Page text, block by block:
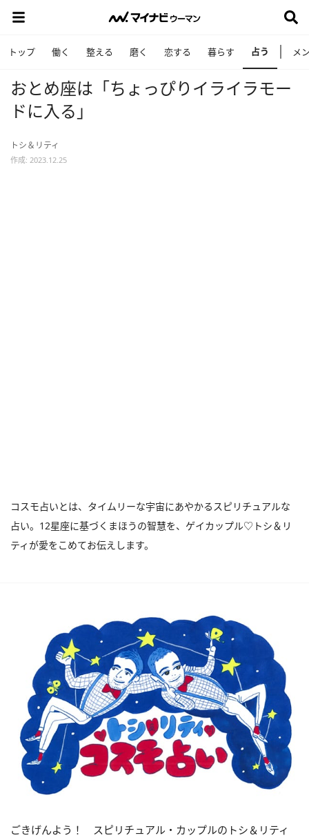
トップ 働く 整える 磨く 恋する 暮らす 占う メ
おとめ座は「ちょっぴりイライラモー
ドに入る」
トシ＆リティ
作成: 2023.12.25
コスモ占いとは、タイムリーな宇宙にあやかるスピリチュアルな
占い。12星座に基づくまほうの智慧を、ゲイカップル♡トシ＆リ
ティが愛をこめてお伝えします。
ごきげんよう！ スピリチュアル・カップルのトシ＆リティ